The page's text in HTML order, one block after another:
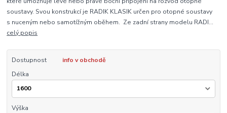
soustavy. Svou konstrukcí je RADIK KLASIK určen pro otopné soustavy
s nuceným nebo samotížným oběhem. Ze zadní strany modelu RADI...
celý popis
Dostupnost
info v obchodě
Délka
Výška